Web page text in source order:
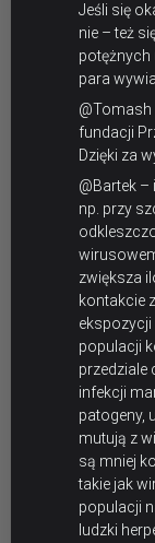
Jeśli się
nie – też
potężnych
para
@Tomash
fundacji
Dzięki za
@Bartek –
np. przy
zwiększa
kontakcie
populacji
przedziale
infekcji
patogeny,
mutują z
są mniej
takie jak
populacji
ludzki